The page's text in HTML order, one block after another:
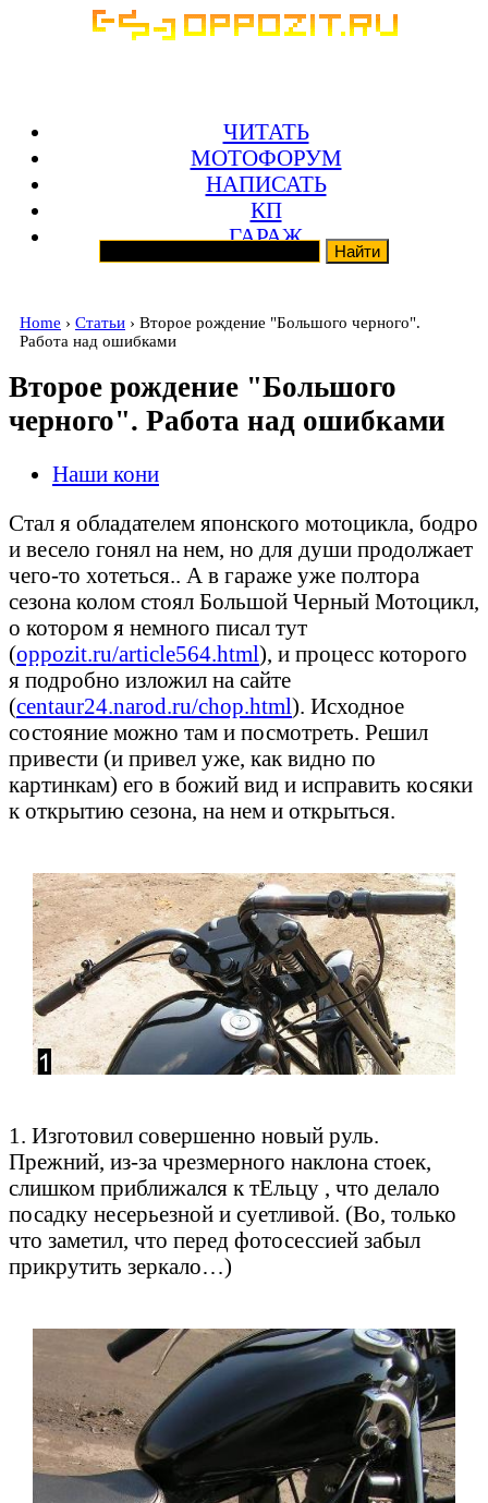
ЧИТАТЬ
МОТОФОРУМ
НАПИСАТЬ
КП
ГАРАЖ
Home › Статьи › Второе рождение "Большого черного".
Работа над ошибками
Второе рождение "Большого
черного". Работа над ошибками
Наши кони
Стал я обладателем японского мотоцикла, бодро
и весело гонял на нем, но для души продолжает
чего-то хотеться.. А в гараже уже полтора
сезона колом стоял Большой Черный Мотоцикл,
о котором я немного писал тут
(oppozit.ru/article564.html), и процесс которого
я подробно изложил на сайте
(centaur24.narod.ru/chop.html). Исходное
состояние можно там и посмотреть. Решил
привести (и привел уже, как видно по
картинкам) его в божий вид и исправить косяки
к открытию сезона, на нем и открыться.
1. Изготовил совершенно новый руль.
Прежний, из-за чрезмерного наклона стоек,
слишком приближался к тЕльцу , что делало
посадку несерьезной и суетливой. (Во, только
что заметил, что перед фотосессией забыл
прикрутить зеркало…)